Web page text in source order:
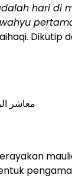
hari di
Dikutip
معاشر